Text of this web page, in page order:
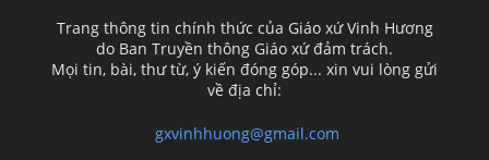
Trang thông tin chính thức của Giáo xứ Vinh Hương
do Ban Truyền thông Giáo xứ đảm trách.
Mọi tin, bài, thư từ, ý kiến đóng góp... xin vui lòng gửi
về địa chỉ:
gxvinhhuong@gmail.com